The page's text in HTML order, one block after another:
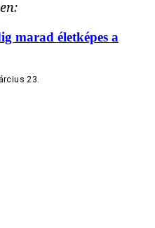
marad életképes a
23.